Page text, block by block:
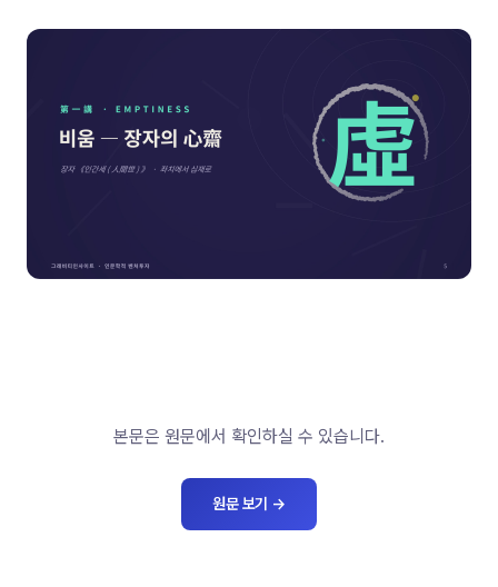
본문은 원문에서 확인하실 수 있습니다.
원문 보기 →